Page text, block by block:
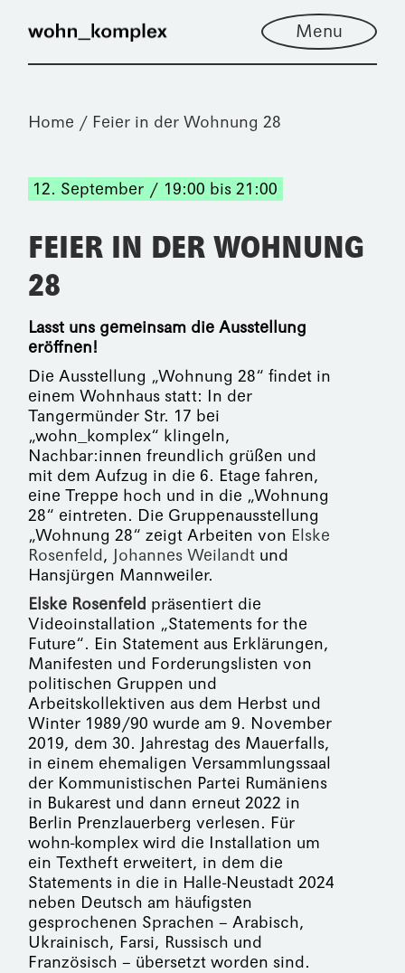
Menu
Home Feier in der Wohnung 28
12. September 19:00 bis 21:00
FEIER IN DER WOHNUNG
28
Lasst uns gemeinsam die Ausstellung
eröffnen!
Die Ausstellung „Wohnung 28“ findet in
einem Wohnhaus statt: In der
Tangermünder Str. 17 bei
„wohn_komplex“ klingeln,
Nachbar:innen freundlich grüßen und
mit dem Aufzug in die 6. Etage fahren,
eine Treppe hoch und in die „Wohnung
28“ eintreten. Die Gruppenausstellung
„Wohnung 28“ zeigt Arbeiten von Elske
Rosenfeld, Johannes Weilandt und
Hansjürgen Mannweiler.
Elske Rosenfeld präsentiert die
Videoinstallation „Statements for the
Future“. Ein Statement aus Erklärungen,
Manifesten und Forderungslisten von
politischen Gruppen und
Arbeitskollektiven aus dem Herbst und
Winter 1989/90 wurde am 9. November
2019, dem 30. Jahrestag des Mauerfalls,
in einem ehemaligen Versammlungssaal
der Kommunistischen Partei Rumäniens
in Bukarest und dann erneut 2022 in
Berlin Prenzlauerberg verlesen. Für
wohn-komplex wird die Installation um
ein Textheft erweitert, in dem die
Statements in die in Halle-Neustadt 2024
neben Deutsch am häufigsten
gesprochenen Sprachen – Arabisch,
Ukrainisch, Farsi, Russisch und
Französisch – übersetzt worden sind.